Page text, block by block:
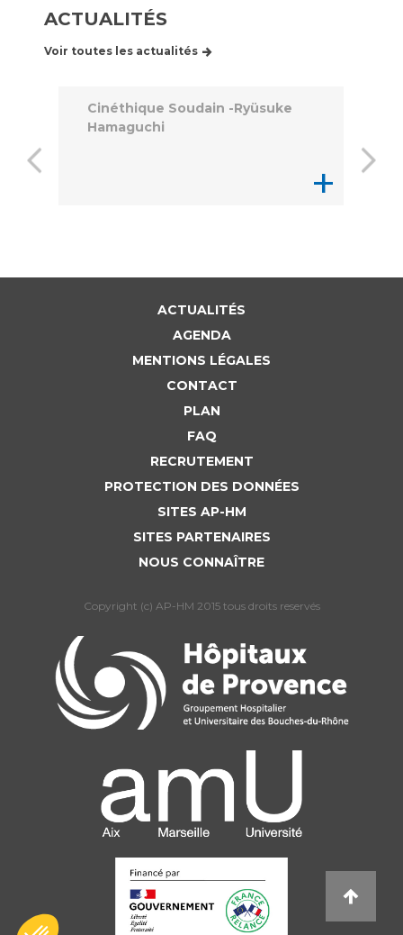
ACTUALITÉS
Voir toutes les actualités
Cinéthique Soudain -Ryüsuke
Hamaguchi
+
ACTUALITÉS
AGENDA
MENTIONS LÉGALES
CONTACT
PLAN
FAQ
RECRUTEMENT
PROTECTION DES DONNÉES
SITES AP-HM
SITES PARTENAIRES
NOUS CONNAÎTRE
Copyright (c) AP-HM 2015 tous droits reservés